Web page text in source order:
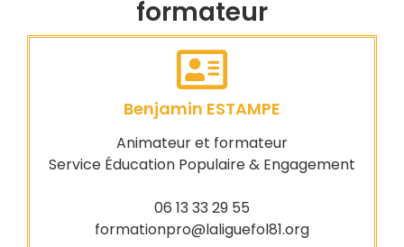
formateur
Benjamin ESTAMPE
Animateur et formateur
Service Éducation Populaire & Engagement
06 13 33 29 55
formationpro@laliguefol81.org